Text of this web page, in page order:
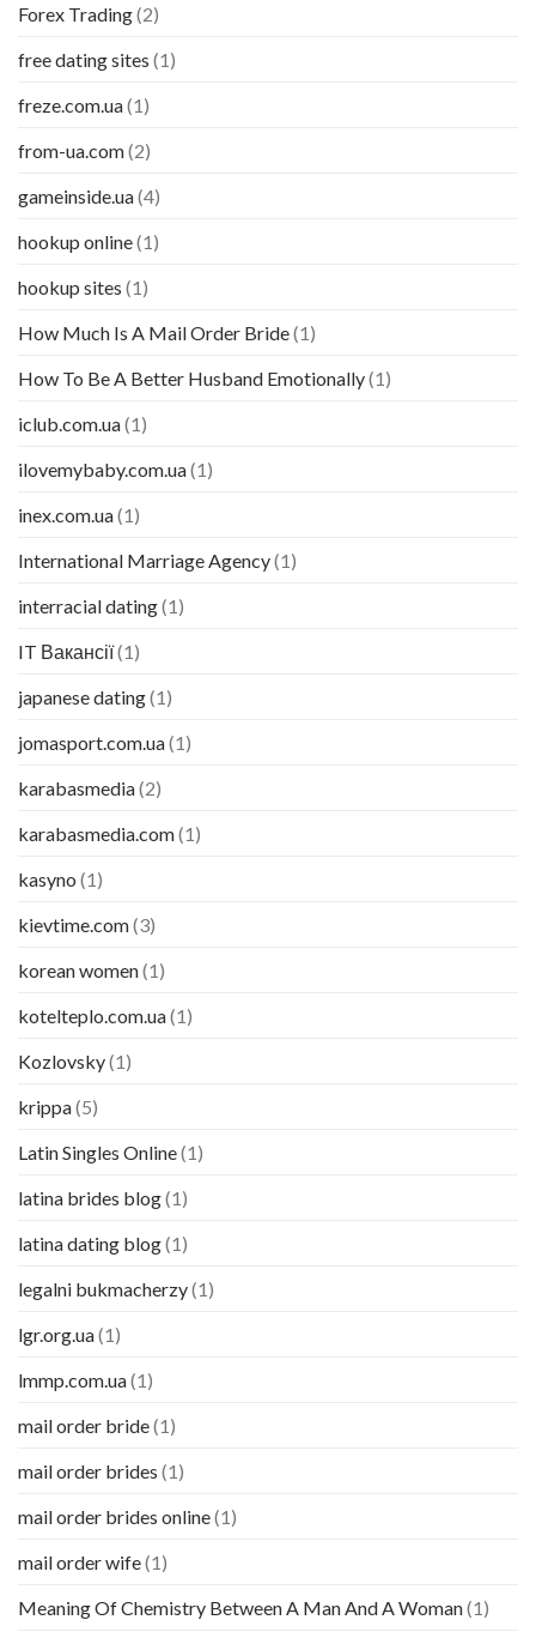
Forex Trading(2)
free dating sites (1)
freze.com.ua(1)
from-ua.com(2)
gameinside.ua(4)
hookup online(1)
hookup sites (1)
How Much Is A Mail Order Bride(1)
How To Be A Better Husband Emotionally(1)
iclub.com.ua(1)
ilovemybaby.com.ua(1)
inex.com.ua(1)
International Marriage Agency(1)
interracial dating(1)
IT Вакансії(1)
japanese dating(1)
jomasport.com.ua(1)
karabasmedia(2)
karabasmedia.com(1)
kasyno (1)
kievtime.com(3)
korean women(1)
kotelteplo.com.ua(1)
Kozlovsky(1)
krippa(5)
Latin Singles Online(1)
latina brides blog(1)
latina dating blog(1)
legalni bukmacherzy(1)
lgr.org.ua(1)
lmmp.com.ua(1)
mail order bride(1)
mail order brides (1)
mail order brides online(1)
mail order wife(1)
Meaning Of Chemistry Between A Man And A Woman(1)